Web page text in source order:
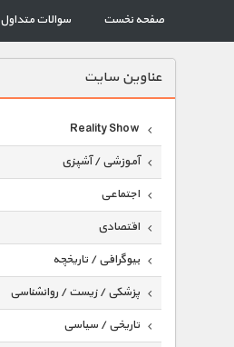
صفحه نخست سوالات متداول
عناوين سايت
Reality Show
آموزشی / آشپزی
اجتماعی
اقتصادی
بیوگرافی / تاریخچه
پزشکی / زیست / روانشناسی
تاریخی / سیاسی